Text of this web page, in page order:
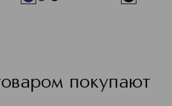
покупают